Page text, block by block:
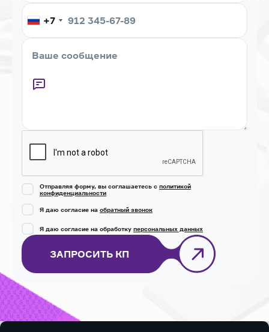
+7
Отправляя форму, вы соглашаетесь с политикой
конфиденциальности
Я даю согласие на обратный звонок
Я даю согласие на обработку персональных данных
ЗАПРОСИТЬ КП